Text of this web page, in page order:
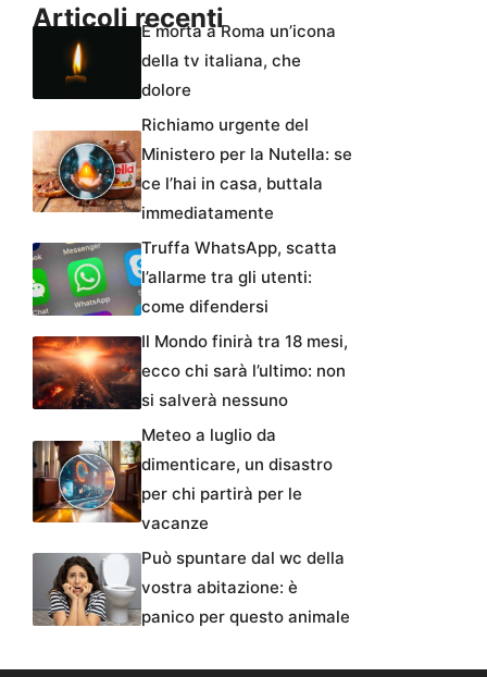
Articoli recentiÈ morta a Roma un’icona
della tv italiana, che
dolore
Richiamo urgente del
Ministero per la Nutella: se
ce l’hai in casa, buttala
immediatamente
Truffa WhatsApp, scatta
l’allarme tra gli utenti:
come difendersi
Il Mondo finirà tra 18 mesi,
ecco chi sarà l’ultimo: non
si salverà nessuno
Meteo a luglio da
dimenticare, un disastro
per chi partirà per le
vacanze
Può spuntare dal wc della
vostra abitazione: è
panico per questo animale